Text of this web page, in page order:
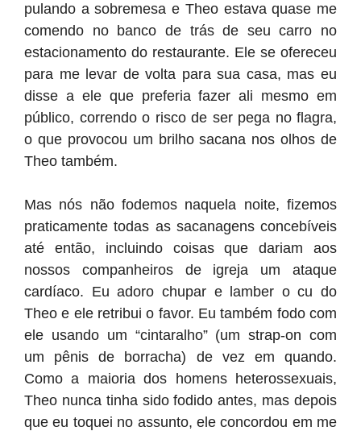
pulando a sobremesa e Theo estava quase me
comendo no banco de trás de seu carro no
estacionamento do restaurante. Ele se ofereceu
para me levar de volta para sua casa, mas eu
disse a ele que preferia fazer ali mesmo em
público, correndo o risco de ser pega no flagra,
o que provocou um brilho sacana nos olhos de
Theo também.
Mas nós não fodemos naquela noite, fizemos
praticamente todas as sacanagens concebíveis
até então, incluindo coisas que dariam aos
nossos companheiros de igreja um ataque
cardíaco. Eu adoro chupar e lamber o cu do
Theo e ele retribui o favor. Eu também fodo com
ele usando um “cintaralho” (um strap-on com
um pênis de borracha) de vez em quando.
Como a maioria dos homens heterossexuais,
Theo nunca tinha sido fodido antes, mas depois
que eu toquei no assunto, ele concordou em me